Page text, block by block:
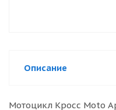
Описание
Мотоцикл Кросс Moto